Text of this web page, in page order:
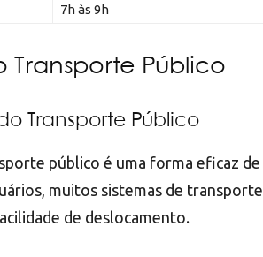
7h às 9h
Transporte Público
Transporte Público
público é uma forma eficaz
muitos sistemas de
de deslocamento.